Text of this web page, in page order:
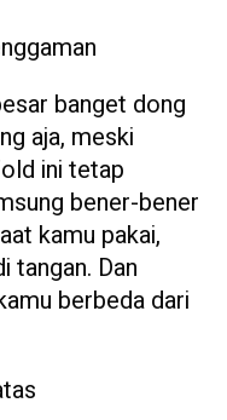
banget dong
aja, meski
ini tetap
bener-bener
kamu pakai,
tangan. Dan
berbeda dari